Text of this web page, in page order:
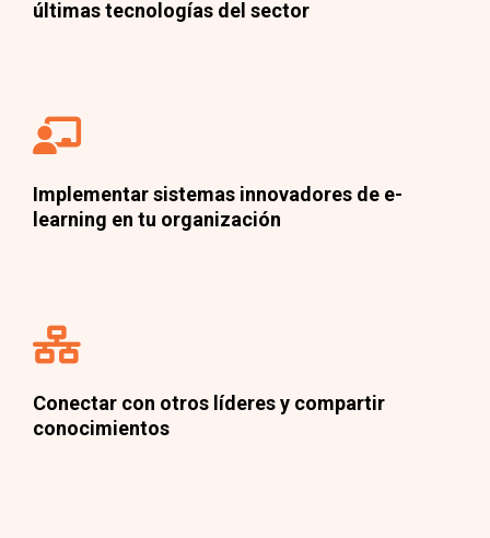
últimas tecnologías del sector
Implementar sistemas innovadores de e-
learning en tu organización
Conectar con otros líderes y compartir
conocimientos